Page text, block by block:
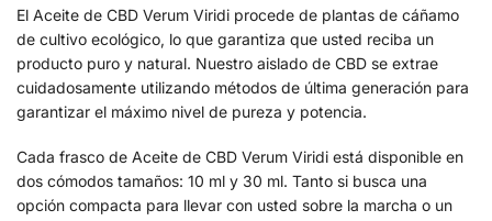
El Aceite de CBD Verum Viridi procede de plantas de cáñamo
de cultivo ecológico, lo que garantiza que usted reciba un
producto puro y natural. Nuestro aislado de CBD se extrae
cuidadosamente utilizando métodos de última generación para
garantizar el máximo nivel de pureza y potencia.
Cada frasco de Aceite de CBD Verum Viridi está disponible en
dos cómodos tamaños: 10 ml y 30 ml. Tanto si busca una
opción compacta para llevar con usted sobre la marcha o un